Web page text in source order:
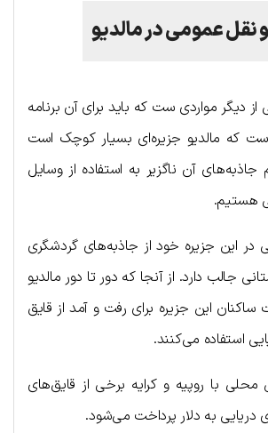
نقل عمومی در مالدیو
دیگر مواردی ست که باید برای آن برنامه
که مالدیو جزیره‌ای بسیار کوچک است
جاذبه‌های آن ناگزیر به استفاده از وسایل
هستیم.
این جزیره خود از جاذبه‌های گردشگری
جالب دارد. از آنجا که دور تا دور مالدیو
ساکنان این جزیره برای رفت و آمد از قایق‌
استفاده می‌کنند.
محلی با روپیه و کرایه برخی از قایق‌های
دریایی به دلار پرداخت می‌شود.